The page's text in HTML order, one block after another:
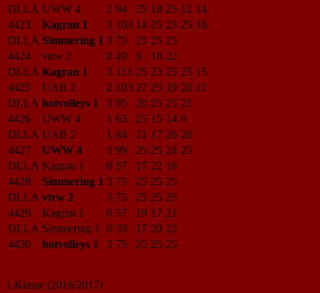
DLLA UWW 4 2 94 25 18 25 12 14
4423
Kagran 1 3 103 14 25 23 25 16
DLLA Simmering 1 3 75 25 25 25
4424
vtrw 2 0 49 9 18 22
DLLA Kagran 1 3 113 25 23 25 25 15
4425
UAB 2 2 103 27 25 19 20 12
DLLA hotvolleys 1 3 95 20 25 25 25
4426
UWW 4 1 63 25 15 14 9
DLLA UAB 2 1 84 21 17 26 20
4427
UWW 4 3 99 25 25 24 25
DLLA Kagran 1 0 57 17 22 18
4428
Simmering 1 3 75 25 25 25
DLLA vtrw 2 3 75 25 25 25
4429
Kagran 1 0 57 19 17 21
DLLA Simmering 1 0 59 17 20 22
4430
hotvolleys 1 3 75 25 25 25
1.Klasse (2016/2017)